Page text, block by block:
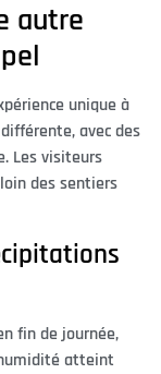
autre
unique à
avec des
Les visiteurs
des sentiers
fin de journée,
atteint